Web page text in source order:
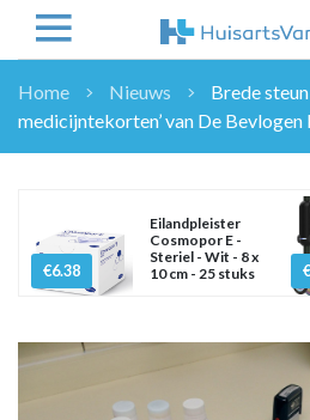
NIEUWS
WETENSCHAP
NASCHOLINGEN
DOSSIER
ENQUÊTES
Home Nieuws
Brede
medicijntekorten’ van De Bevlogen
€6.38
Eilandpleister
Cosmopor E -
Steriel - Wit - 8 x
10 cm - 25 stuks